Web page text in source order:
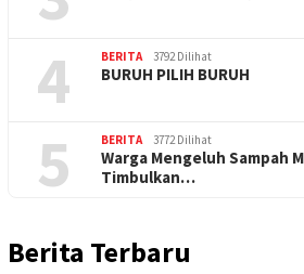
4 BERITA 3792 Dilihat
BURUH PILIH BURUH
5 BERITA 3772 Dilihat
Warga Mengeluh Sampah
Timbulkan…
Berita Terbaru